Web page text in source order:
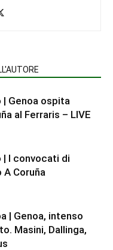
Genoa ospita
al Ferraris – LIVE
I convocati di
Coruña
| Genoa, intenso
Masini, Dallinga,